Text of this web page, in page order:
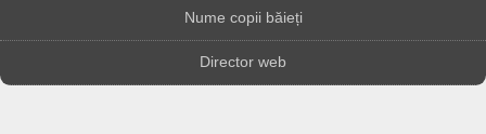
Nume copii băieți
Director web